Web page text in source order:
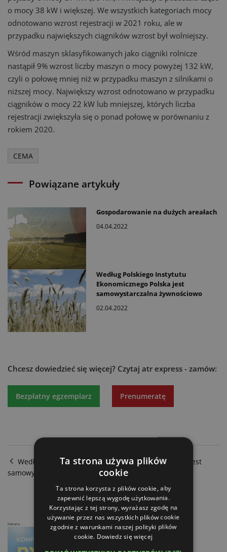
o mocy 38 kW i większej. We wszystkich kategoriach mocy
odnotowano wzrost rejestracji w 2021 roku, ale w
przypadku największych ciągników wzrost był wolniejszy.
Wśród maszyn sklasyfikowanych jako ciągniki rolnicze
nastąpił 9% wzrost liczby maszyn o mocy powyżej 132 kW,
czyli o połowę mniej niż w przypadku maszyn z silnikami o
niższej mocy. Największy wzrost odnotowano w przypadku
ciągników o mocy 22 kW lub mniejszej, których liczba
rejestracji zwiększyła się o ponad połowę w porównaniu z
rokiem 2020.
CEMA
Powiązane artykuły
Gospodarowanie na dużych areałach
04.04.2022
Według Polskiego Instytutu
Ekonomicznego Polska jest
samowystarczalna żywnościowo
02.04.2022
Chcesz dowiedzieć się więcej? Czytaj atr express - zamów:
Bezpłatny egzemplarz Prenumeratę
Według Polskiego Instytutu Ekonomicznego Polska jest
samowystarczalna żywnościowo
Gospodarowanie na dużych areałach
Reklama
Ta strona używa plików
cookie
Ta strona korzysta z plików cookie, aby
zapewnić lepszą wygodę użytkowania.
Korzystając z tej strony, wyrażasz zgodę na
używanie przez nas wszystkich plików cookie
zgodnie z warunkami naszej polityki plików
cookie. Dowiedz się więcej